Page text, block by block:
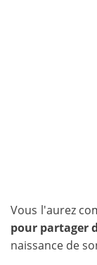
Vous l'aurez
pour partager
naissance de